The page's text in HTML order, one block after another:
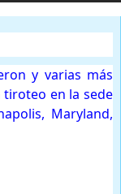
y varias más
en la sede
Maryland,